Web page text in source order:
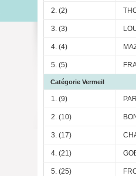
2. (2)
3. (3)
4. (4)
5. (5)
Catégorie Vermeil
1. (9)
2. (10)
3. (17)
4. (21)
5. (25)